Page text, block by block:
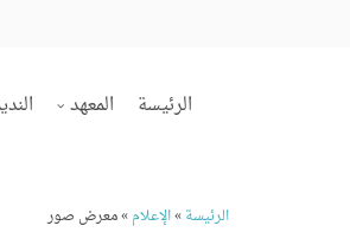
الرئيسة المعهد
الرئيسة»الإعلام»معرض صور